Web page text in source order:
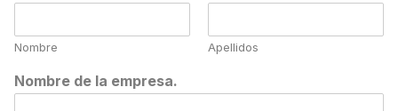
Nombre Apellidos
Nombre de la empresa.